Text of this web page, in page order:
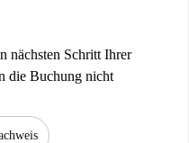
nächsten Schritt Ihrer
die Buchung nicht